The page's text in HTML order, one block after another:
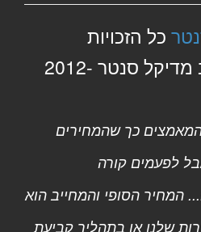
כל הזכויות
שמורות לתל אביב מדיקל סנטר 2012-
כך שהמחירים
לפעמים קורה
המחיר הסופי והמחייב הוא
שלנו או בתהליך קביעת